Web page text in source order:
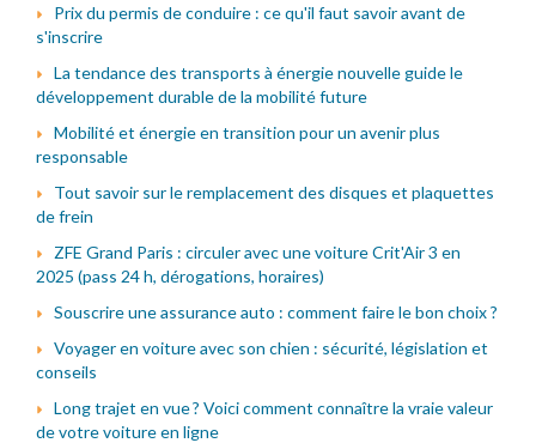
Prix du permis de conduire : ce qu'il faut savoir avant de
s'inscrire
La tendance des transports à énergie nouvelle guide le
développement durable de la mobilité future
Mobilité et énergie en transition pour un avenir plus
responsable
Tout savoir sur le remplacement des disques et plaquettes
de frein
ZFE Grand Paris : circuler avec une voiture Crit'Air 3 en
2025 (pass 24 h, dérogations, horaires)
Souscrire une assurance auto : comment faire le bon choix ?
Voyager en voiture avec son chien : sécurité, législation et
conseils
Long trajet en vue ? Voici comment connaître la vraie valeur
de votre voiture en ligne